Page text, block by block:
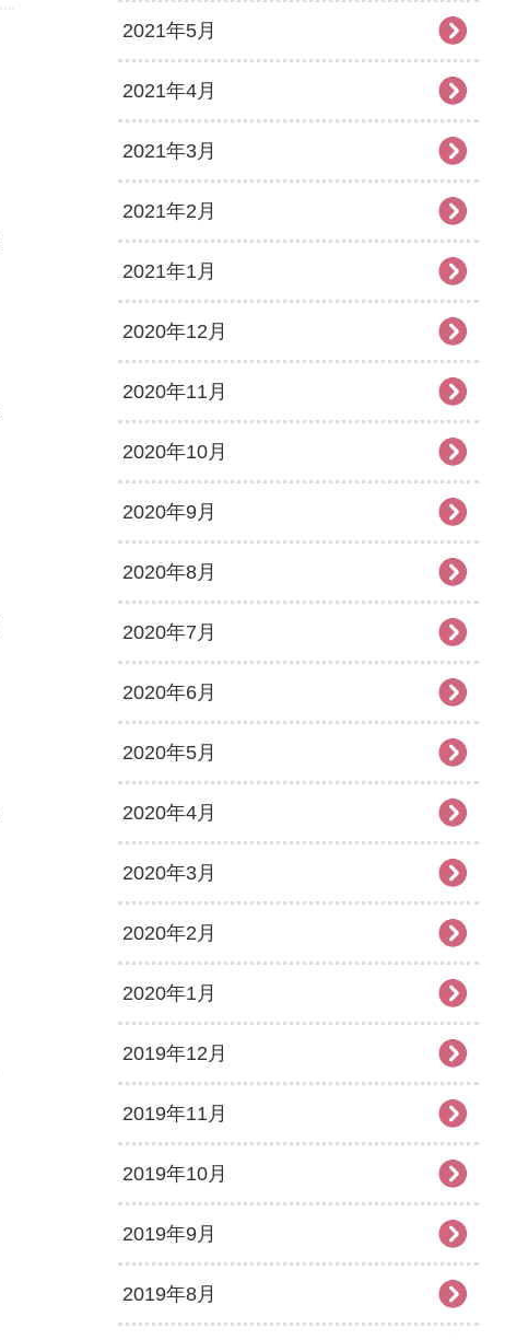
2021年5月
2021年4月
2021年3月
2021年2月
2021年1月
2020年12月
2020年11月
2020年10月
2020年9月
2020年8月
2020年7月
2020年6月
2020年5月
2020年4月
2020年3月
2020年2月
2020年1月
2019年12月
2019年11月
2019年10月
2019年9月
2019年8月